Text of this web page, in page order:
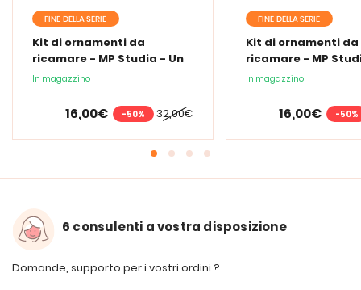
FINE DELLA SERIE
Kit di ornamenti da
ricamare - MP Studia - Un
assaggio d'estate
In magazzino
32,00€
16,00€ -50%
FINE DELLA SERIE
Kit di ornamenti da
ricamare - MP
assaggio
In magazzino
16,00€ -50%
6 consulenti a vostra disposizione
Domande, supporto per i vostri ordini ?